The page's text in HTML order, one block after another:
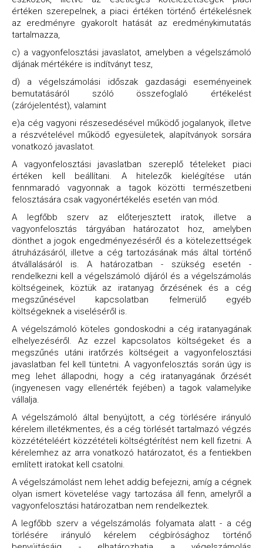
értéken szerepelnek, a piaci értéken történő értékelésnek
az eredményre gyakorolt hatását az eredménykimutatás
tartalmazza,
c) a vagyonfelosztási javaslatot, amelyben a végelszámoló
díjának mértékére is indítványt tesz,
d) a végelszámolási időszak gazdasági eseményeinek
bemutatásáról szóló összefoglaló értékelést
(zárójelentést), valamint
e)a cég vagyoni részesedésével működő jogalanyok, illetve
a részvételével működő egyesületek, alapítványok sorsára
vonatkozó javaslatot.
A vagyonfelosztási javaslatban szereplő tételeket piaci
értéken kell beállítani. A hitelezők kielégítése után
fennmaradó vagyonnak a tagok közötti természetbeni
felosztására csak vagyonértékelés esetén van mód.
A legfőbb szerv az előterjesztett iratok, illetve a
vagyonfelosztás tárgyában határozatot hoz, amelyben
dönthet a jogok engedményezéséről és a kötelezettségek
átruházásáról, illetve a cég tartozásának más által történő
átvállalásáról is. A határozatban - szükség esetén -
rendelkezni kell a végelszámoló díjáról és a végelszámolás
költségeinek, köztük az iratanyag őrzésének és a cég
megszűnésével kapcsolatban felmerülő egyéb
költségeknek a viseléséről is.
A végelszámoló köteles gondoskodni a cég iratanyagának
elhelyezéséről. Az ezzel kapcsolatos költségeket és a
megszűnés utáni iratőrzés költségeit a vagyonfelosztási
javaslatban fel kell tüntetni. A vagyonfelosztás során úgy is
meg lehet állapodni, hogy a cég iratanyagának őrzését
(ingyenesen vagy ellenérték fejében) a tagok valamelyike
vállalja.
A végelszámoló által benyújtott, a cég törlésére irányuló
kérelem illetékmentes, és a cég törlését tartalmazó végzés
közzétételéért közzétételi költségtérítést nem kell fizetni. A
kérelemhez az arra vonatkozó határozatot, és a fentiekben
említett iratokat kell csatolni.
A végelszámolást nem lehet addig befejezni, amíg a cégnek
olyan ismert követelése vagy tartozása áll fenn, amelyről a
vagyonfelosztási határozatban nem rendelkeztek.
A legfőbb szerv a végelszámolás folyamata alatt - a cég
törlésére irányuló kérelem cégbírósághoz történő